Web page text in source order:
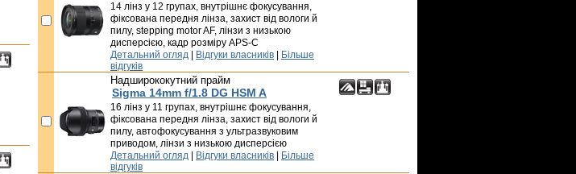
14 лінз у 12 групах, внутрішнє фокусування,
фіксована передня лінза, захист від вологи й
пилу, stepping motor AF, лінзи з низькою
дисперсією, кадр розміру APS-C
Детальний огляд Відгуки власників
Більше
відгуків
Надширококутний прайм
Sigma 14mm f/1.8 DG HSM A
16 лінз у 11 групах, внутрішнє фокусування,
фіксована передня лінза, захист від вологи й
пилу, автофокусування з ультразвуковим
приводом, лінзи з низькою дисперсією
Детальний огляд Відгуки власників
Більше
відгуків